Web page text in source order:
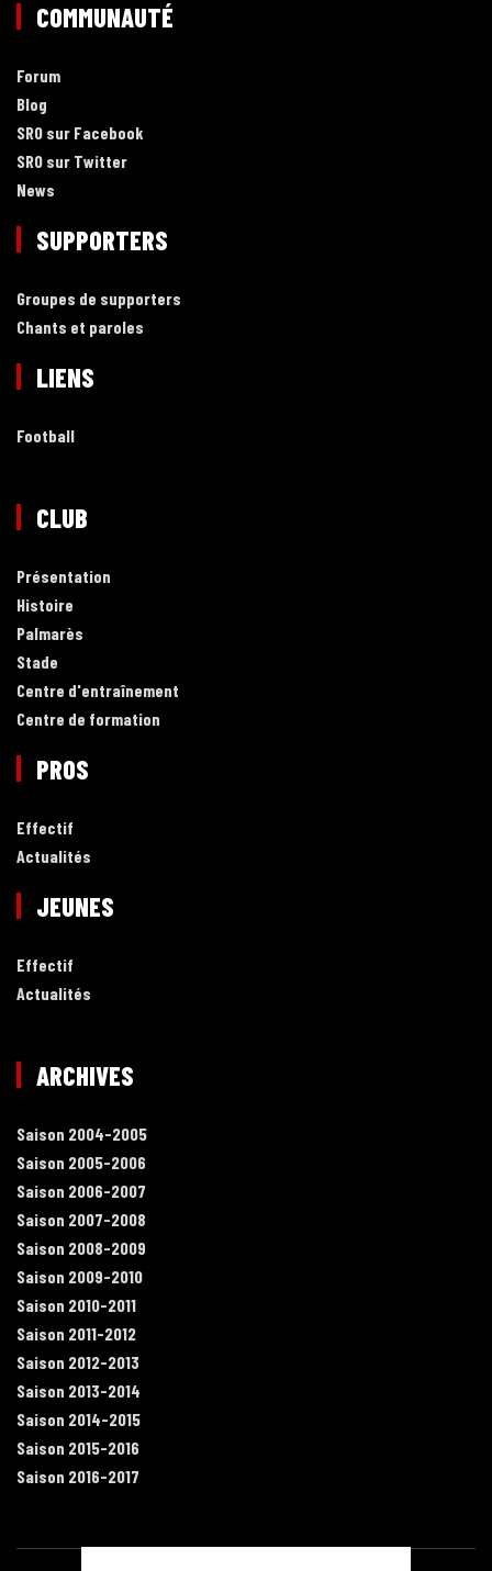
COMMUNAUTÉ
Forum
Blog
SRO sur Facebook
SRO sur Twitter
News
SUPPORTERS
Groupes de supporters
Chants et paroles
LIENS
Football
CLUB
Présentation
Histoire
Palmarès
Stade
Centre d'entraînement
Centre de formation
PROS
Effectif
Actualités
JEUNES
Effectif
Actualités
ARCHIVES
Saison 2004-2005
Saison 2005-2006
Saison 2006-2007
Saison 2007-2008
Saison 2008-2009
Saison 2009-2010
Saison 2010-2011
Saison 2011-2012
Saison 2012-2013
Saison 2013-2014
Saison 2014-2015
Saison 2015-2016
Saison 2016-2017